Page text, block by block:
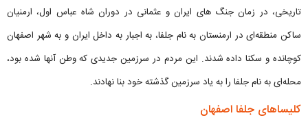
تاریخی، در زمان جنگ های ایران و عثمانی در دوران شاه عباس اول، ارمنیان
ساکن منطقه‌ای در ارمنستان به نام جلفا، به اجبار به داخل ایران و به شهر اصفهان
کوچانده و سکنا داده شدند. این مردم در سرزمین جدیدی که وطن آنها شده بود،
محله‌ای به نام جلفا را به یاد سرزمین گذشته خود بنا نهادند.
کلیساهای جلفا اصفهان